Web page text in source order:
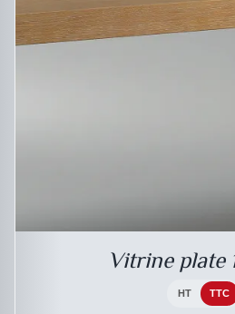
Vitrine plate
HT TTC